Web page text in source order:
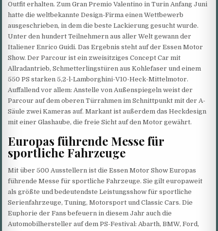
Outfit erhalten. Zum Gran Premio Valentino in Turin Anfang Juni
hatte die weltbekannte Design-Firma einen Wettbewerb
ausgeschrieben, in dem die beste Lackierung gesucht wurde.
Unter den hundert Teilnehmern aus aller Welt gewann der
Italiener Enrico Guidi. Das Ergebnis steht auf der Essen Motor
Show. Der Parcour ist ein zweisitziges Concept Car mit
Allradantrieb, Schmetterlingstüren aus Kohlefaser und einem
550 PS starken 5,2-l-Lamborghini-V10-Heck-Mittelmotor.
Auffallend vor allem: Anstelle von Außenspiegeln weist der
Parcour auf dem oberen Türrahmen im Schnittpunkt mit der A-
Säule zwei Kameras auf. Markant ist außerdem das Heckdesign
mit einer Glashaube, die freie Sicht auf den Motor gewährt.
Europas führende Messe für
sportliche Fahrzeuge
Mit über 500 Ausstellern ist die Essen Motor Show Europas
führende Messe für sportliche Fahrzeuge. Sie gilt europaweit
als größte und bedeutendste Leistungsshow für sportliche
Serienfahrzeuge, Tuning, Motorsport und Classic Cars. Die
Euphorie der Fans befeuern in diesem Jahr auch die
Automobilhersteller auf dem PS-Festival: Abarth, BMW, Ford,